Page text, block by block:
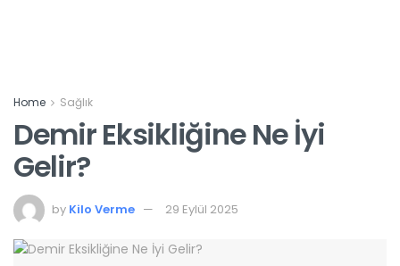
Home Sağlık
Demir Eksikliğine Ne İyi
Gelir?
by Kilo Verme 29 Eylül 2025